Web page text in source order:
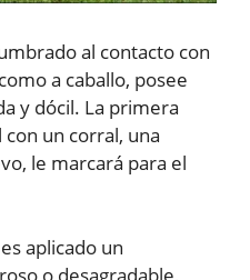
al contacto con
a caballo, posee
y dócil. La primera
un corral, una
le marcará para el
aplicado un
o desagradable,